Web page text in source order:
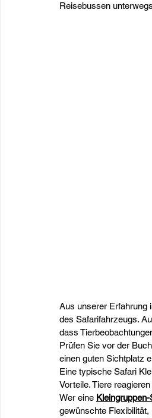
Reisebussen
Aus unserer Erfahrung
des Safarifahrzeugs.
dass
Prüfen Sie vor der
einen guten Sichtplatz
Eine typische Safari
Vorteile. Tiere
Wer eine
gewünschte